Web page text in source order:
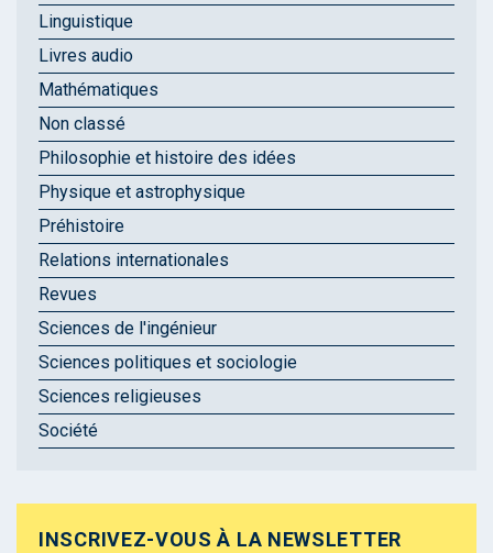
Linguistique
Livres audio
Mathématiques
Non classé
Philosophie et histoire des idées
Physique et astrophysique
Préhistoire
Relations internationales
Revues
Sciences de l'ingénieur
Sciences politiques et sociologie
Sciences religieuses
Société
INSCRIVEZ-VOUS À LA NEWSLETTER